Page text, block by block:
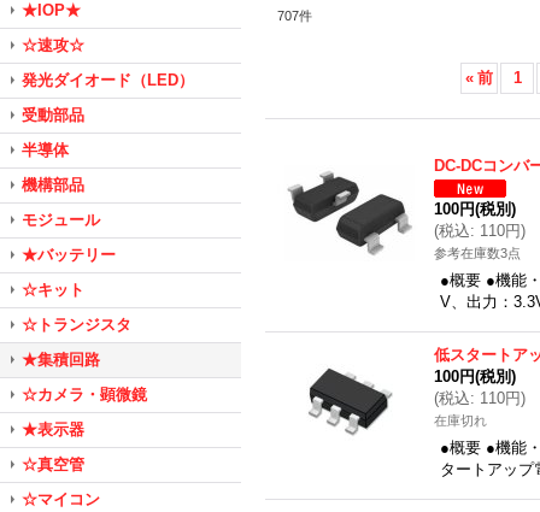
★IOP★
☆速攻☆
発光ダイオード（LED）
受動部品
半導体
機構部品
モジュール
★バッテリー
☆キット
☆トランジスタ
★集積回路
☆カメラ・顕微鏡
★表示器
☆真空管
☆マイコン
707件
« 前 1
DC-DCコンバ
100円(税別)
(税込: 110円)
参考在庫数3点
●概要 ●機能
V、出力：
低スタートア
100円(税別)
(税込: 110円)
在庫切れ
●概要 ●機能
タートアッ